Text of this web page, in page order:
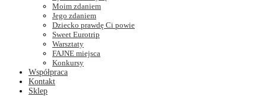
Moim zdaniem
Jego zdaniem
Dziecko prawdę Ci powie
Sweet Eurotrip
Warsztaty
FAJNE miejsca
Konkursy
Współpraca
Kontakt
Sklep